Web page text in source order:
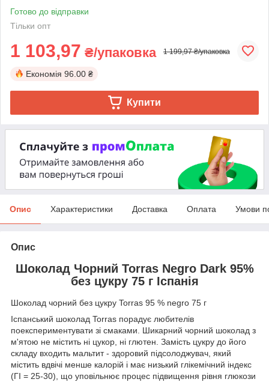
Готово до відправки
Тільки опт
1 103,97 ₴/упаковка 1 199,97 ₴/упаковка
Економія 96.00 ₴
Купити
Опис Характеристики Доставка Оплата Умови
Опис
Шоколад Чорний Torras Negro Dark 95%
без цукру 75 г Іспанія
Шоколад чорний без цукру Torras 95 % negro 75 г
Іспанський шоколад Torras порадує любителів
поекспериментувати зі смаками. Шикарний чорний шоколад з
м'ятою не містить ні цукор, ні глютен. Замість цукру до його
складу входить мальтит - здоровий підсолоджувач, який
містить вдвічі менше калорій і має низький глікемічний індекс
(ГІ = 25-30), що уповільнює процес підвищення рівня глюкози